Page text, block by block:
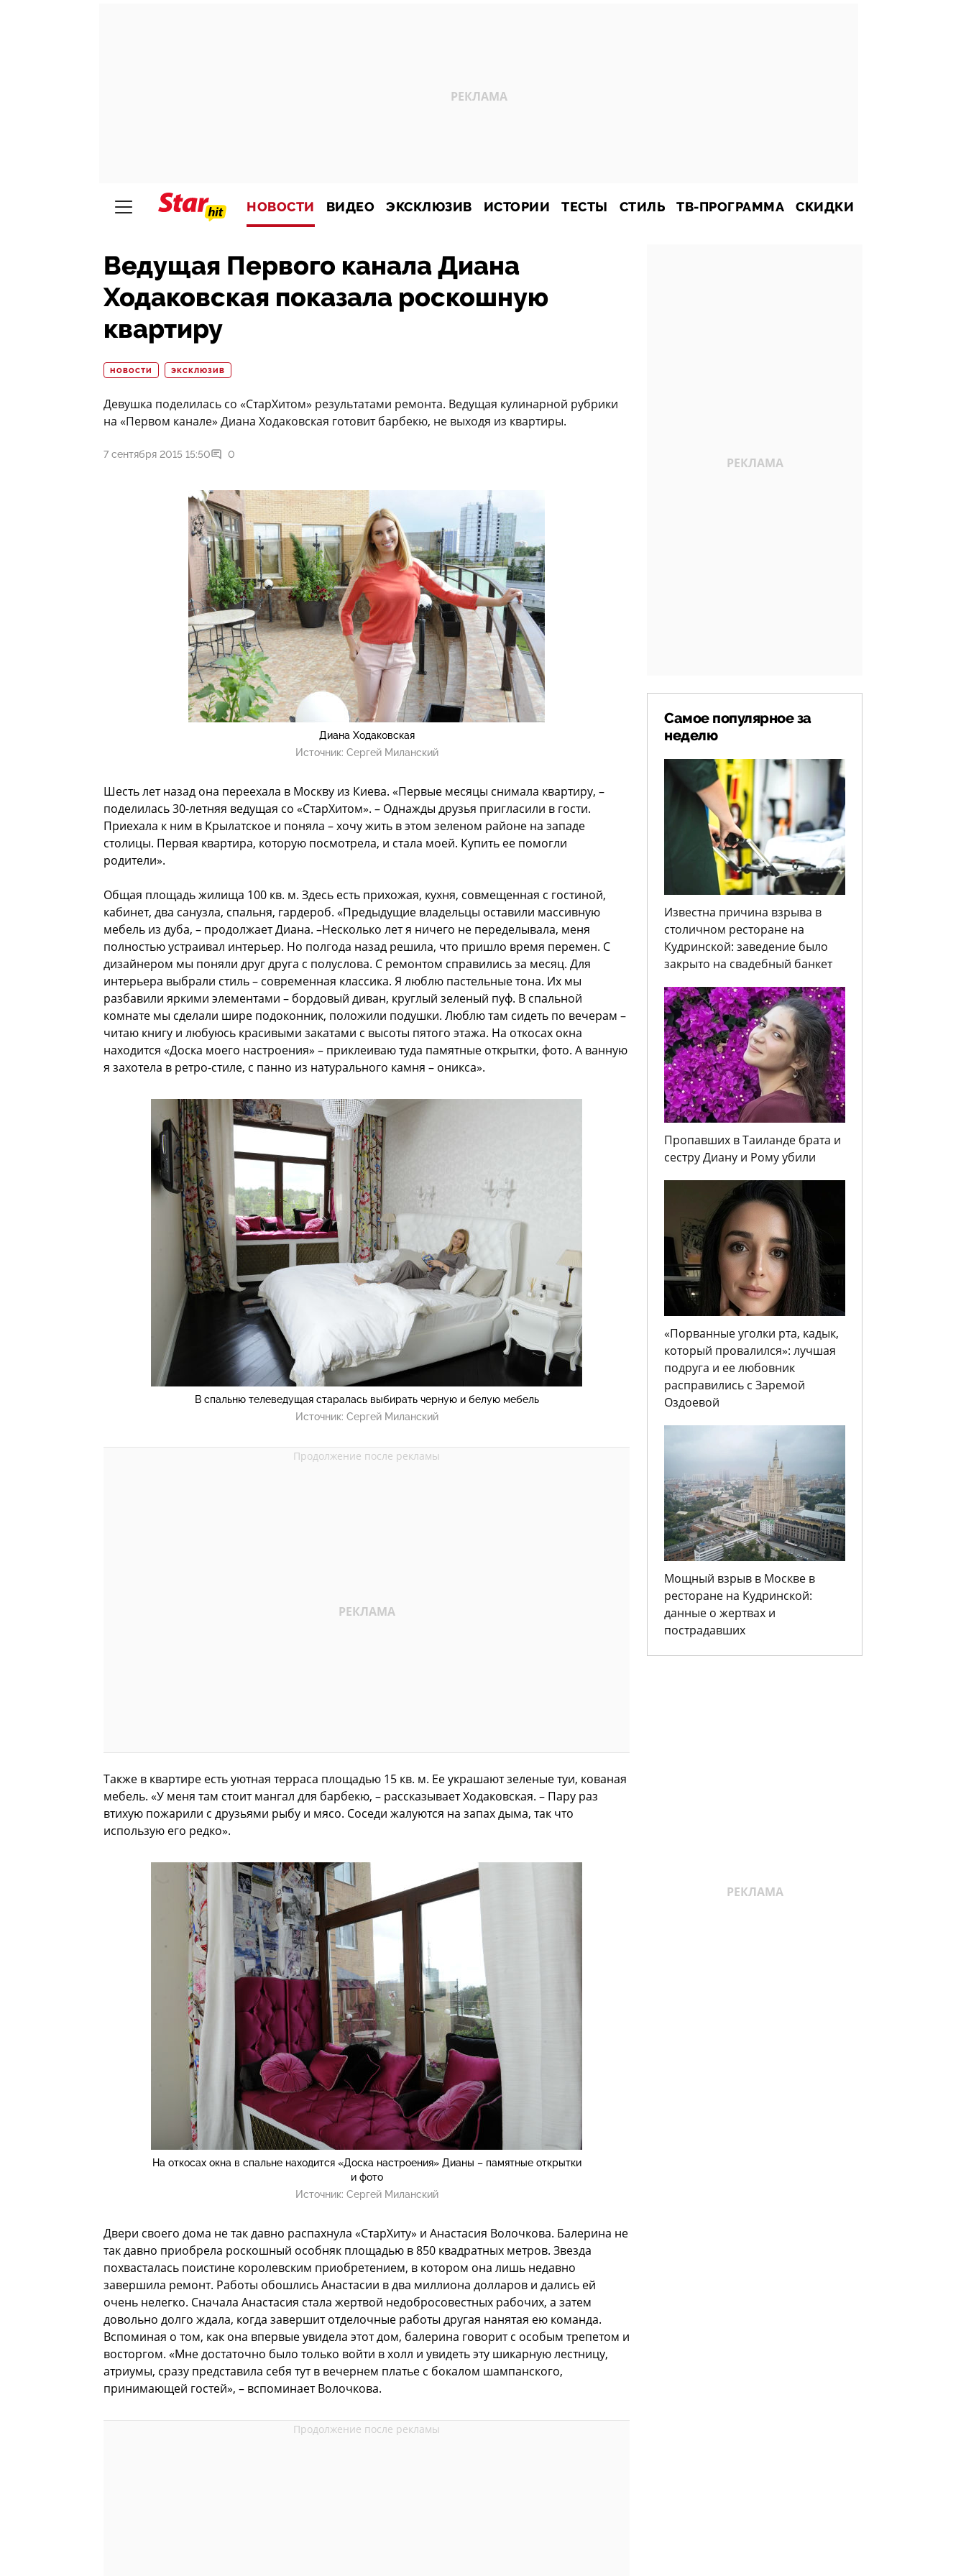
НОВОСТИ ВИДЕО ЭКСКЛЮЗИВ ИСТОРИИ ТЕСТЫ СТИЛЬ ТВ-ПРОГРАММА СКИДКИ
Ведущая Первого канала Диана
Ходаковская показала роскошную
квартиру
НОВОСТИ ЭКСКЛЮЗИВ
Девушка поделилась со «СтарХитом» результатами ремонта. Ведущая кулинарной рубрики
на «Первом канале» Диана Ходаковская готовит барбекю, не выходя из квартиры.
7 сентября 2015 15:50 0
Диана Ходаковская
Источник: Сергей Миланский
Шесть лет назад она переехала в Москву из Киева. «Первые месяцы снимала квартиру, –
поделилась 30-летняя ведущая со «СтарХитом». – Однажды друзья пригласили в гости.
Приехала к ним в Крылатское и поняла – хочу жить в этом зеленом районе на западе
столицы. Первая квартира, которую посмотрела, и стала моей. Купить ее помогли
родители».
Общая площадь жилища 100 кв. м. Здесь есть прихожая, кухня, совмещенная с гостиной,
кабинет, два санузла, спальня, гардероб. «Предыдущие владельцы оставили массивную
мебель из дуба, – продолжает Диана. –Несколько лет я ничего не переделывала, меня
полностью устраивал интерьер. Но полгода назад решила, что пришло время перемен. С
дизайнером мы поняли друг друга с полуслова. С ремонтом справились за месяц. Для
интерьера выбрали стиль – современная классика. Я люблю пастельные тона. Их мы
разбавили яркими элементами – бордовый диван, круглый зеленый пуф. В спальной
комнате мы сделали шире подоконник, положили подушки. Люблю там сидеть по вечерам –
читаю книгу и любуюсь красивыми закатами с высоты пятого этажа. На откосах окна
находится «Доска моего настроения» – приклеиваю туда памятные открытки, фото. А ванную
я захотела в ретро-стиле, с панно из натурального камня – оникса».
В спальню телеведущая старалась выбирать черную и белую мебель
Источник: Сергей Миланский
Также в квартире есть уютная терраса площадью 15 кв. м. Ее украшают зеленые туи, кованая
мебель. «У меня там стоит мангал для барбекю, – рассказывает Ходаковская. – Пару раз
втихую пожарили с друзьями рыбу и мясо. Соседи жалуются на запах дыма, так что
использую его редко».
На откосах окна в спальне находится «Доска настроения» Дианы – памятные открытки
и фото
Источник: Сергей Миланский
Двери своего дома не так давно распахнула «СтарХиту» и Анастасия Волочкова. Балерина не
так давно приобрела роскошный особняк площадью в 850 квадратных метров. Звезда
похвасталась поистине королевским приобретением, в котором она лишь недавно
завершила ремонт. Работы обошлись Анастасии в два миллиона долларов и дались ей
очень нелегко. Сначала Анастасия стала жертвой недобросовестных рабочих, а затем
довольно долго ждала, когда завершит отделочные работы другая нанятая ею команда.
Вспоминая о том, как она впервые увидела этот дом, балерина говорит с особым трепетом и
восторгом. «Мне достаточно было только войти в холл и увидеть эту шикарную лестницу,
атриумы, сразу представила себя тут в вечернем платье с бокалом шампанского,
принимающей гостей», – вспоминает Волочкова.
Самое популярное за
неделю
Известна причина взрыва в
столичном ресторане на
Кудринской: заведение было
закрыто на свадебный банкет
Пропавших в Таиланде брата и
сестру Диану и Рому убили
«Порванные уголки рта, кадык,
который провалился»: лучшая
подруга и ее любовник
расправились с Заремой
Оздоевой
Мощный взрыв в Москве в
ресторане на Кудринской:
данные о жертвах и
пострадавших